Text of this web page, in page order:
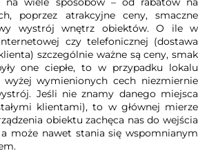
poprzez atrakcyjne ceny, smaczne
wystrój wnętrz obiektów. O ile w
czy telefonicznej (dostawa
szczególnie ważne są ceny, smak
one ciepłe, to w przypadku lokalu
wyżej wymienionych cech niezmiernie
Jeśli nie znamy danego miejsca
klientami), to w głównej mierze
obiektu zachęca nas do wejścia
może nawet stania się wspomnianym